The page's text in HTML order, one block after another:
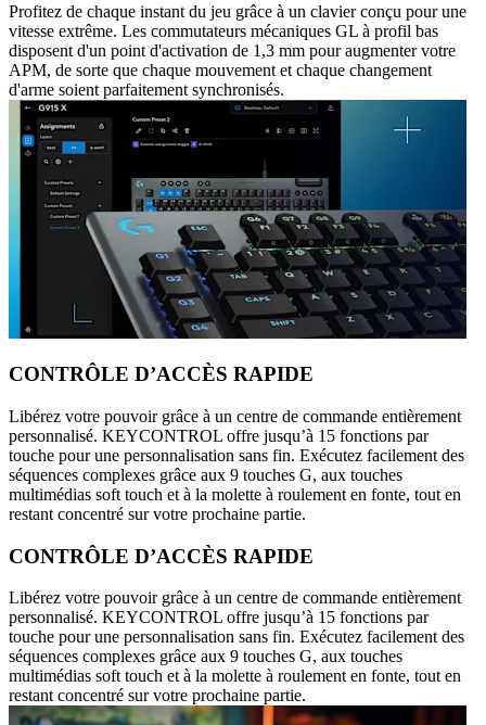
Profitez de chaque instant du jeu grâce à un clavier conçu pour une
vitesse extrême. Les commutateurs mécaniques GL à profil bas
disposent d'un point d'activation de 1,3 mm pour augmenter votre
APM, de sorte que chaque mouvement et chaque changement
d'arme soient parfaitement synchronisés.
CONTRÔLE D’ACCÈS RAPIDE
Libérez votre pouvoir grâce à un centre de commande entièrement
personnalisé. KEYCONTROL offre jusqu’à 15 fonctions par
touche pour une personnalisation sans fin. Exécutez facilement des
séquences complexes grâce aux 9 touches G, aux touches
multimédias soft touch et à la molette à roulement en fonte, tout en
restant concentré sur votre prochaine partie.
CONTRÔLE D’ACCÈS RAPIDE
Libérez votre pouvoir grâce à un centre de commande entièrement
personnalisé. KEYCONTROL offre jusqu’à 15 fonctions par
touche pour une personnalisation sans fin. Exécutez facilement des
séquences complexes grâce aux 9 touches G, aux touches
multimédias soft touch et à la molette à roulement en fonte, tout en
restant concentré sur votre prochaine partie.